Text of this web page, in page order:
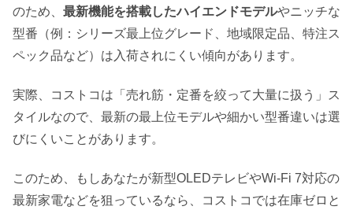
のため、 最新機能を搭載したハイエンドモデルやニッチな
型番（例：シリーズ最上位グレード、地域限定品、特注ス
ペック品など）は入荷されにくい傾向があります。
実際、コストコは「売れ筋・定番を絞って大量に扱う」ス
タイルなので、最新の最上位モデルや細かい型番違いは選
びにくいことがあります。
このため、もしあなたが新型OLEDテレビやWi-Fi 7対応の
最新家電などを狙っているなら、コストコでは在庫ゼロと